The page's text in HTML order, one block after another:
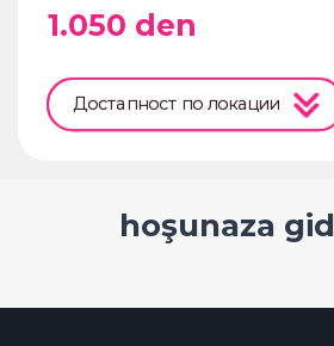
1.050 den
Достапност по локации
hoşunaza